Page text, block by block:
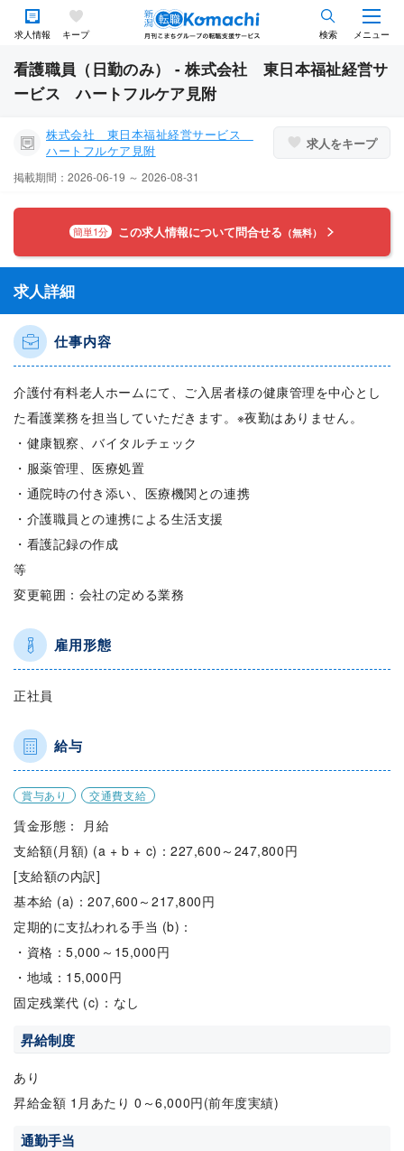
求人情報 キープ 検索 メニュー
看護職員（日勤のみ） - 株式会社 東日本福祉経営サ
ービス ハートフルケア見附
株式会社 東日本福祉経営サービス
ハートフルケア見附
求人をキープ
掲載期間：2026-06-19 ～ 2026-08-31
簡単1分 この求人情報について問合せる （無料）
求人詳細
仕事内容
介護付有料老人ホームにて、ご入居者様の健康管理を中心とし
た看護業務を担当していただきます。※夜勤はありません。
・健康観察、バイタルチェック
・服薬管理、医療処置
・通院時の付き添い、医療機関との連携
・介護職員との連携による生活支援
・看護記録の作成
等
変更範囲：会社の定める業務
雇用形態
正社員
給与
賞与あり 交通費支給
賃金形態： 月給
支給額(月額) (a + b + c)：227,600～247,800円
[支給額の内訳]
基本給 (a)：207,600～217,800円
定期的に支払われる手当 (b)：
・資格：5,000～15,000円
・地域：15,000円
固定残業代 (c)：なし
昇給制度
あり
昇給金額 1月あたり 0～6,000円(前年度実績)
通勤手当